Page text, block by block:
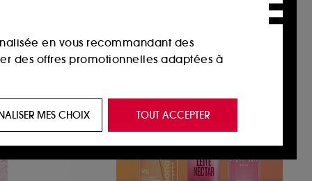
en vous recommandant des
des offres promotionnelles adaptées à
vous plaire via des publicités, y compris
navigation sur notre site afin d’en
TOUT ACCEPTER
MES CHOIX